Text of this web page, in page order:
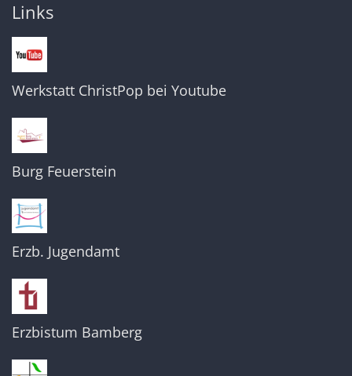
Links
Werkstatt ChristPop bei Youtube
Burg Feuerstein
Erzb. Jugendamt
Erzbistum Bamberg